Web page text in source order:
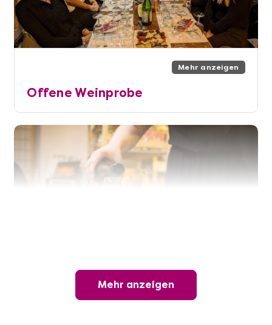
Mehr anzeigen
Offene Weinprobe
Wunderschöner Weinabend
Mehr anzeigen